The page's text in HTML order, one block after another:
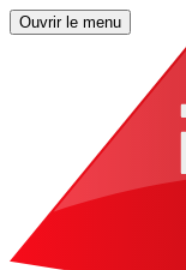
Ouvrir le menu